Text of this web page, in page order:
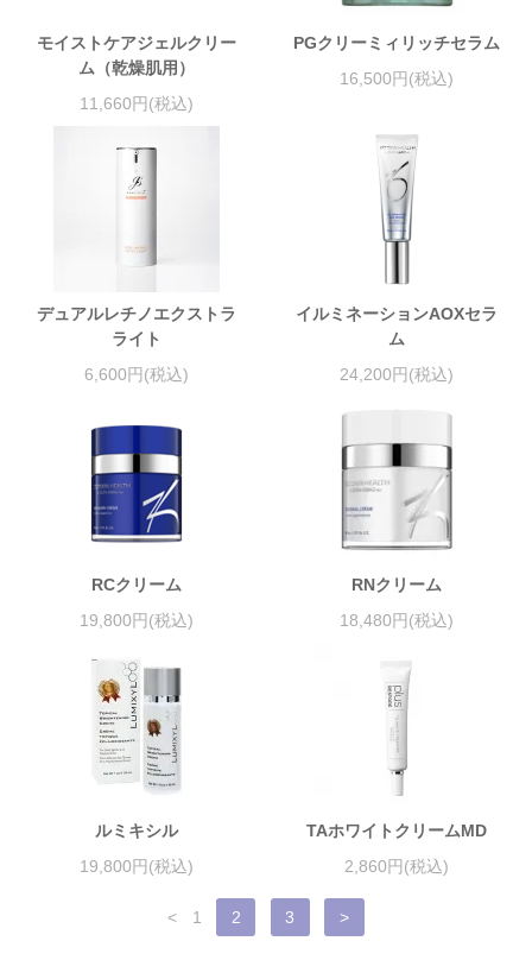
モイストケアジェルクリー
ム（乾燥肌用）
11,660円(税込)
PGクリーミィリッチセラム
16,500円(税込)
デュアルレチノエクストラ
ライト
6,600円(税込)
イルミネーションAOXセラ
ム
24,200円(税込)
RCクリーム
19,800円(税込)
RNクリーム
18,480円(税込)
ルミキシル
19,800円(税込)
TAホワイトクリームMD
2,860円(税込)
< 1 2 3 >